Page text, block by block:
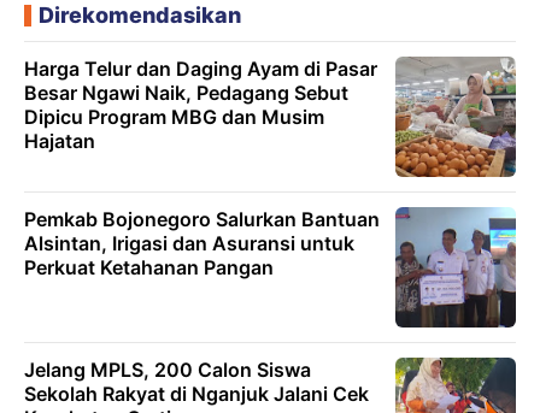
Direkomendasikan
Harga Telur dan Daging Ayam di Pasar
Besar Ngawi Naik, Pedagang Sebut
Dipicu Program MBG dan Musim
Hajatan
Pemkab Bojonegoro Salurkan Bantuan
Alsintan, Irigasi dan Asuransi untuk
Perkuat Ketahanan Pangan
Jelang MPLS, 200 Calon Siswa
Sekolah Rakyat di Nganjuk Jalani Cek